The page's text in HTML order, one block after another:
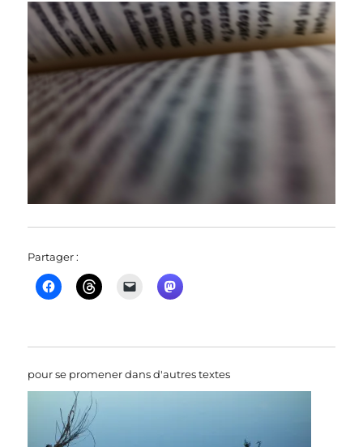
Partager :
pour se promener dans d'autres textes